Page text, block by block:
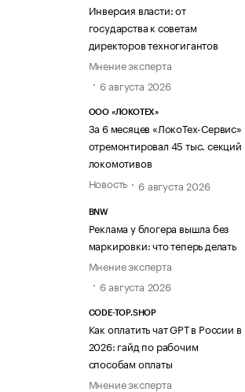
Инверсия власти: от
государства к советам
директоров техногигантов
Мнение эксперта
6 августа 2026
ООО «ЛОКОТЕХ»
За 6 месяцев «ЛокоТех-Сервис»
отремонтировал 45 тыс. секций
локомотивов
Новость
6 августа 2026
BNW
Реклама у блогера вышла без
маркировки: что теперь делать
Мнение эксперта
6 августа 2026
CODE-TOP.SHOP
Как оплатить чат GPT в России в
2026: гайд по рабочим
способам оплаты
Мнение эксперта